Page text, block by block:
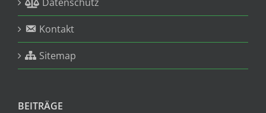
Kontakt
Sitemap
BEITRÄGE